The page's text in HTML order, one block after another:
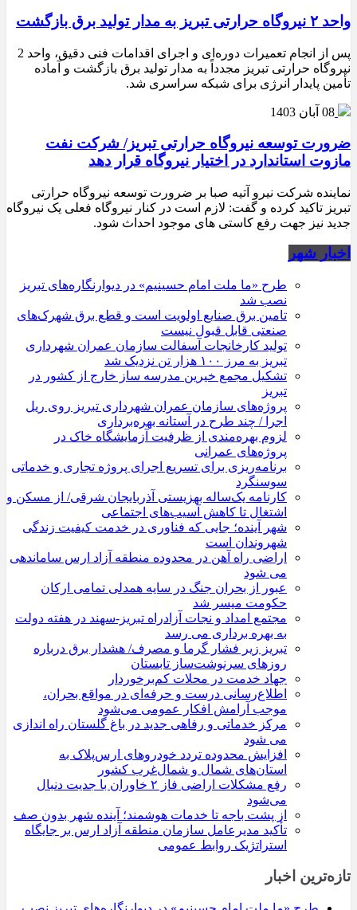
واحد ۲ نیروگاه حرارتی تبریز به مدار تولید برق بازگشت
پس از انجام تعمیرات دوره‌ای و اجرای اقدامات فنی دقیق، واحد 2
نیروگاه حرارتی تبریز مجدداً به مدار تولید برق بازگشت و آماده
تأمین پایدار انرژی برای شبکه سراسری شد.
08 آبان 1403
ضرورت توسعه نیروگاه حرارتی تبریز/ شرکت نفت
مازوت استاندارد در اختیار نیروگاه قرار دهد
نماینده شرکت نیرو آتیه صبا بر ضرورت توسعه نیروگاه حرارتی
تبریز تاکید کرده و گفت: لازم است در کنار نیروگاه فعلی یک نیروگاه
جدید نیز جهت رفع کاستی های موجود احداث شود.
اخبار شهر
طرح «ما ملت امام حسینیم» در دیوارنگاره‌های تبریز
نصب شد
تامین برق صنایع اولویت است و قطع برق شهرک‌های
صنعتی قابل قبول نیست
تولید کارخانجات آسفالت سازمان عمران شهرداری
تبریز به مرز ۱۰۰ هزار تن نزدیک شد
تشکیل مجمع خیرین مدرسه ‌ساز خارج از کشور در
تبریز
پروژه‌های سازمان عمران شهرداری تبریز روی ریل
اجرا / چند طرح در آستانه بهره‌برداری
لزوم بهره‌مندی از ظرفیت آزمایشگاه خاک در
پروژه‌های عمرانی
برنامه‌ریزی برای تسریع اجرای پروژه تجاری و خدماتی
سوسنگرد
کارنامه یک‌ساله بهزیستی آذربایجان شرقی/ از مسکن و
اشتغال تا کاهش آسیب‌های اجتماعی
شهر آینده؛ جایی که فناوری در خدمت کیفیت زندگی
شهروندان است
اراضی راه آهن در محدوده منطقه آزاد ارس ساماندهی
می شود
عبور از بحران جنگ در سایه همدلی تمامی ارکان
حکومت میسر شد
مجتمع امداد و نجات آزادراه تبریز-سهند در هفته دولت
به بهره ‌برداری می‌ رسد
تبریز زیر فشار گرما و مصرف/ هشدار برق درباره
روزهای سرنوشت‌ساز تابستان
جهاد خدمت در محلات کم‌برخوردار
اطلاع‌رسانی درست و حرفه‌ای در مواقع بحران،
موجب آرامش افکار عمومی می‌شود
مرکز خدماتی و رفاهی جدید در باغ گلستان راه اندازی
می شود
افزایش محدوده تردد خودروهای ارس‌پلاک به
استان‌های شمال و شمال‌غرب کشور
رفع مشکلات اراضی فاز ۲ خاوران با جدیت دنبال
می‌شود
از پشت باجه تا خدمات هوشمند؛ آینده شهر بدون صف
تأکید مدیرعامل سازمان منطقه آزاد ارس بر جایگاه
استراتژیک روابط عمومی
تازه‌ترین اخبار